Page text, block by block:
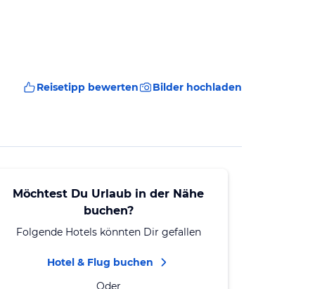
Reisetipp bewerten Bilder hochladen
Möchtest Du Urlaub in der Nähe
buchen?
Folgende Hotels könnten Dir gefallen
Hotel & Flug buchen
Oder